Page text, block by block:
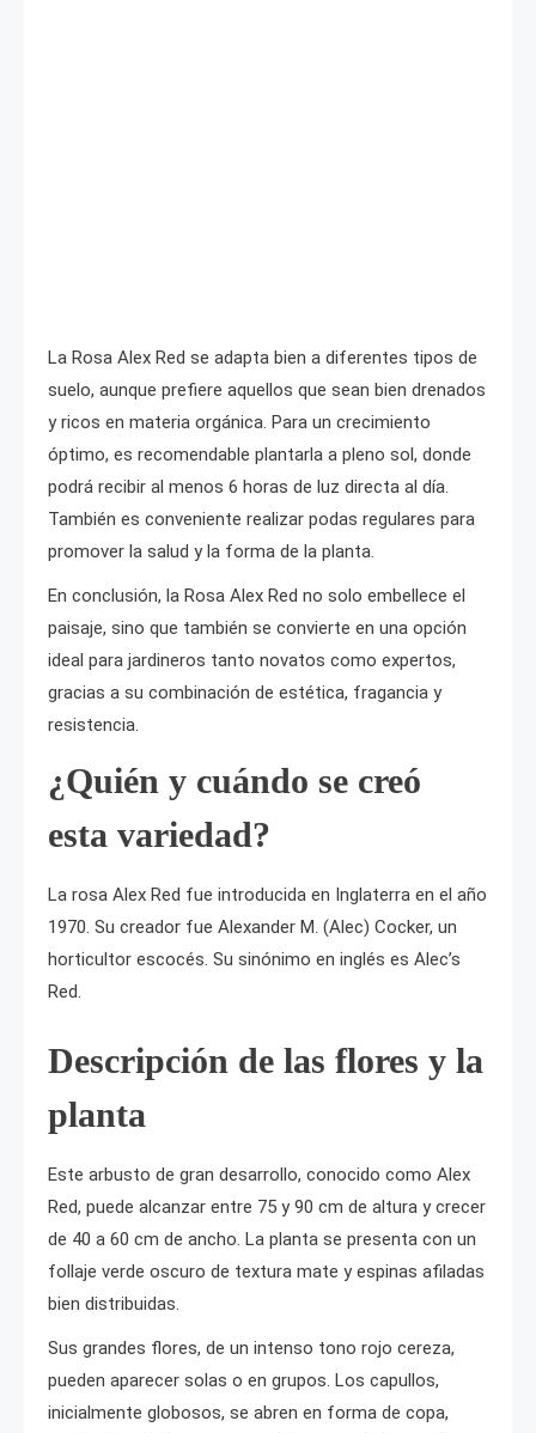
La Rosa Alex Red se adapta bien a diferentes tipos de
suelo, aunque prefiere aquellos que sean bien drenados
y ricos en materia orgánica. Para un crecimiento
óptimo, es recomendable plantarla a pleno sol, donde
podrá recibir al menos 6 horas de luz directa al día.
También es conveniente realizar podas regulares para
promover la salud y la forma de la planta.
En conclusión, la Rosa Alex Red no solo embellece el
paisaje, sino que también se convierte en una opción
ideal para jardineros tanto novatos como expertos,
gracias a su combinación de estética, fragancia y
resistencia.
¿Quién y cuándo se creó
esta variedad?
La rosa Alex Red fue introducida en Inglaterra en el año
1970. Su creador fue Alexander M. (Alec) Cocker, un
horticultor escocés. Su sinónimo en inglés es Alec’s
Red.
Descripción de las flores y la
planta
Este arbusto de gran desarrollo, conocido como Alex
Red, puede alcanzar entre 75 y 90 cm de altura y crecer
de 40 a 60 cm de ancho. La planta se presenta con un
follaje verde oscuro de textura mate y espinas afiladas
bien distribuidas.
Sus grandes flores, de un intenso tono rojo cereza,
pueden aparecer solas o en grupos. Los capullos,
inicialmente globosos, se abren en forma de copa,